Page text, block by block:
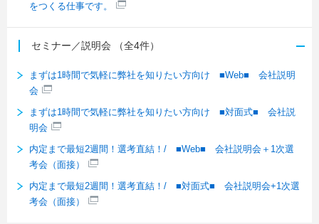
をつくる仕事です。
セミナー／説明会 （全4件）
まずは1時間で気軽に弊社を知りたい方向け ■Web■ 会社説明
会
まずは1時間で気軽に弊社を知りたい方向け ■対面式■ 会社説
明会
内定まで最短2週間！選考直結！/ ■Web■ 会社説明会＋1次選
考会（面接）
内定まで最短2週間！選考直結！/ ■対面式■ 会社説明会+1次選
考会（面接）